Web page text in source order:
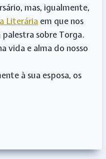
mas, igualmente,
Literária em que nos
sobre Torga.
vida e alma do nosso
à sua esposa, os